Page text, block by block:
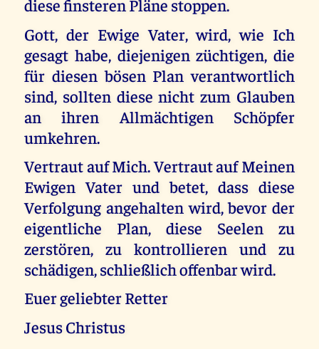
diese finsteren Pläne stoppen.
Gott, der Ewige Vater, wird, wie Ich
gesagt habe, diejenigen züchtigen, die
für diesen bösen Plan verantwortlich
sind, sollten diese nicht zum Glauben
an ihren Allmächtigen Schöpfer
umkehren.
Vertraut auf Mich. Vertraut auf Meinen
Ewigen Vater und betet, dass diese
Verfolgung angehalten wird, bevor der
eigentliche Plan, diese Seelen zu
zerstören, zu kontrollieren und zu
schädigen, schließlich offenbar wird.
Euer geliebter Retter
Jesus Christus